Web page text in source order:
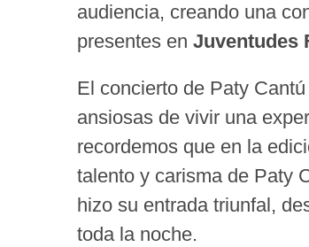
audiencia, creando una
presentes en Juventudes
El concierto de Paty
ansiosas de vivir una
recordemos que en la
talento y carisma de Paty
hizo su entrada triunfal,
toda la noche.